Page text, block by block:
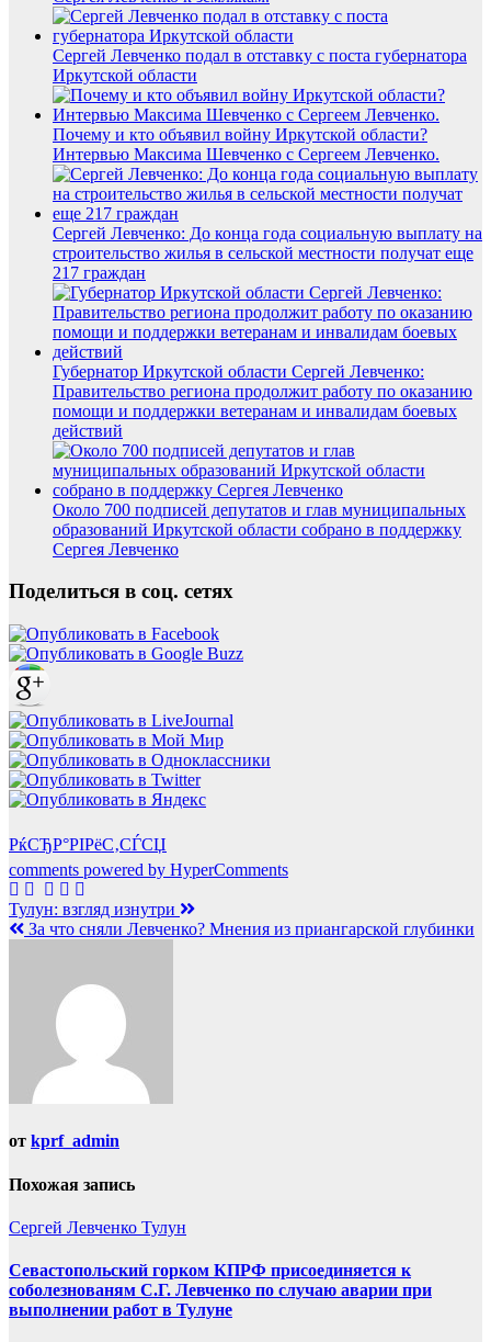
Сергей Левченко подал в отставку с поста губернатора
Иркутской области
Почему и кто объявил войну Иркутской области?
Интервью Максима Шевченко с Сергеем Левченко.
Сергей Левченко: До конца года социальную выплату на
строительство жилья в сельской местности получат еще
217 граждан
Губернатор Иркутской области Сергей Левченко:
Правительство региона продолжит работу по оказанию
помощи и поддержки ветеранам и инвалидам боевых
действий
Около 700 подписей депутатов и глав муниципальных
образований Иркутской области собрано в поддержку
Сергея Левченко
Поделиться в соц. сетях
РќСЂР°РІРёС‚СЃСЏ
comments powered by HyperComments
Навигация
по
Тулун: взгляд изнутри
За что сняли Левченко? Мнения из приангарской глубинки
от kprf_admin
Похожая запись
Сергей Левченко Тулун
Севастопольский горком КПРФ присоединяется к
соболезнованям С.Г. Левченко по случаю аварии при
выполнении работ в Тулуне